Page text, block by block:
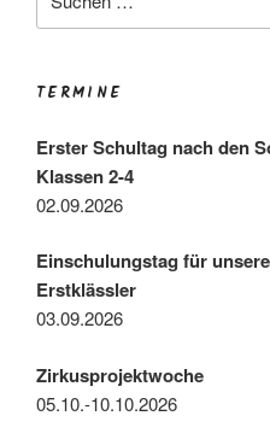
nach:
TERMINE
Erster Schultag nach den
Klassen 2-4
02.09.2026
Einschulungstag für
Erstklässler
03.09.2026
Zirkusprojektwoche
05.10.-10.10.2026